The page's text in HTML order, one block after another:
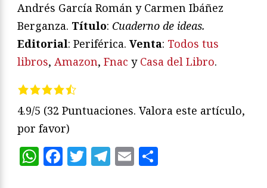
Andrés García Román y Carmen Ibáñez
Berganza. Título: Cuaderno de ideas.
Editorial: Periférica. Venta: Todos tus
libros, Amazon, Fnac y Casa del Libro.
4.9/5 (32 Puntuaciones. Valora este artículo,
por favor)
WhatsApp
Facebook
Twitter
Telegram
Email